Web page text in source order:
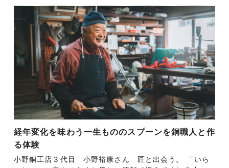
経年変化を味わう一生もののスプーンを銅職人と作
る体験
小野銅工店３代目 小野裕康さん 匠と出会う。 「いら